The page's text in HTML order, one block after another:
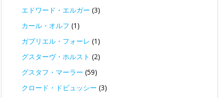
エドワード・エルガー (3)
カール・オルフ (1)
ガブリエル・フォーレ (1)
グスターヴ・ホルスト (2)
グスタフ・マーラー (59)
クロード・ドビュッシー (3)